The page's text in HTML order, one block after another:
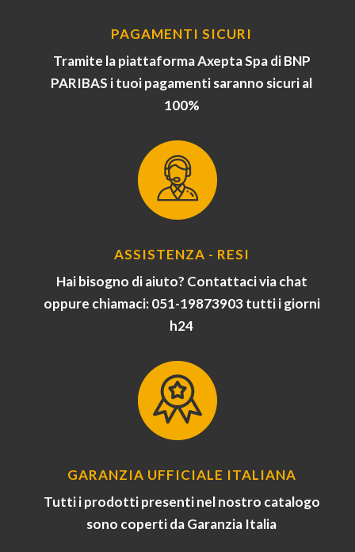
PAGAMENTI SICURI
Tramite la piattaforma Axepta Spa di BNP
PARIBAS i tuoi pagamenti saranno sicuri al
100%
ASSISTENZA - RESI
Hai bisogno di aiuto? Contattaci via chat
oppure chiamaci: 051-19873903 tutti i giorni
h24
GARANZIA UFFICIALE ITALIANA
Tutti i prodotti presenti nel nostro catalogo
sono coperti da Garanzia Italia